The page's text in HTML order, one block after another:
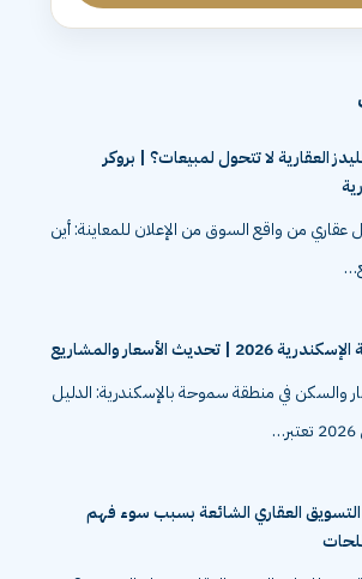
العقارية لا تتحول لمبيعات؟ | بروكر
عقاري من واقع السوق من الإعلان للمعاينة: أين
| تحديث الأسعار والمشاريع
والسكن في منطقة سموحة بالإسكندرية: الدليل
العقاري الشائعة بسبب سوء فهم